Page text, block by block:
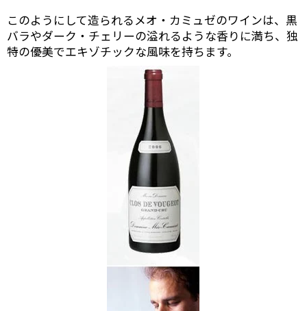
このようにして造られるメオ・カミュゼのワインは、黒
バラやダーク・チェリーの溢れるような香りに満ち、独
特の優美でエキゾチックな風味を持ちます。